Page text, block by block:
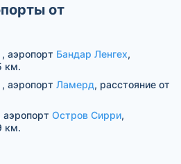
от
, аэропорт Бандар Ленгех,
км.
, аэропорт Ламерд, расстояние от
аэропорт Остров Сирри,
км.